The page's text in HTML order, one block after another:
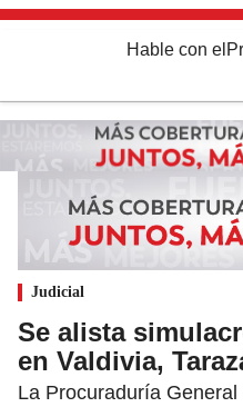
Hable con el
Judicial
Se alista
en Valdivia,
La Procuraduría